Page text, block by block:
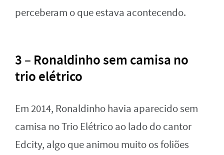
perceberam o que estava acontecendo.
3 – Ronaldinho sem camisa no
trio elétrico
Em 2014, Ronaldinho havia aparecido sem
camisa no Trio Elétrico ao lado do cantor
Edcity, algo que animou muito os foliões